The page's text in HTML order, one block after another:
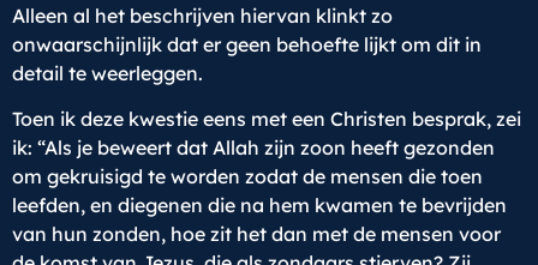
Alleen al het beschrijven hiervan klinkt zo
onwaarschijnlijk dat er geen behoefte lijkt om dit in
detail te weerleggen.
Toen ik deze kwestie eens met een Christen besprak, zei
ik: “Als je beweert dat Allah zijn zoon heeft gezonden
om gekruisigd te worden zodat de mensen die toen
leefden, en diegenen die na hem kwamen te bevrijden
van hun zonden, hoe zit het dan met de mensen voor